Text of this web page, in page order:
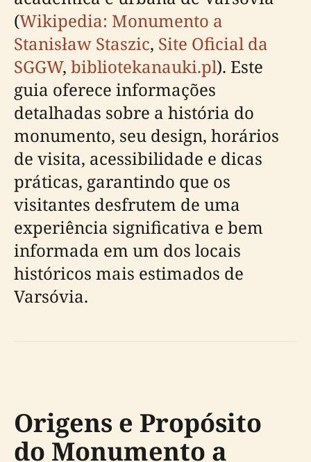
(Wikipedia: Monumento a
Stanisław Staszic, Site Oficial da
SGGW, bibliotekanauki.pl). Este
guia oferece informações
detalhadas sobre a história do
monumento, seu design, horários
de visita, acessibilidade e dicas
práticas, garantindo que os
visitantes desfrutem de uma
experiência significativa e bem
informada em um dos locais
históricos mais estimados de
Varsóvia.
Origens e Propósito
do Monumento a